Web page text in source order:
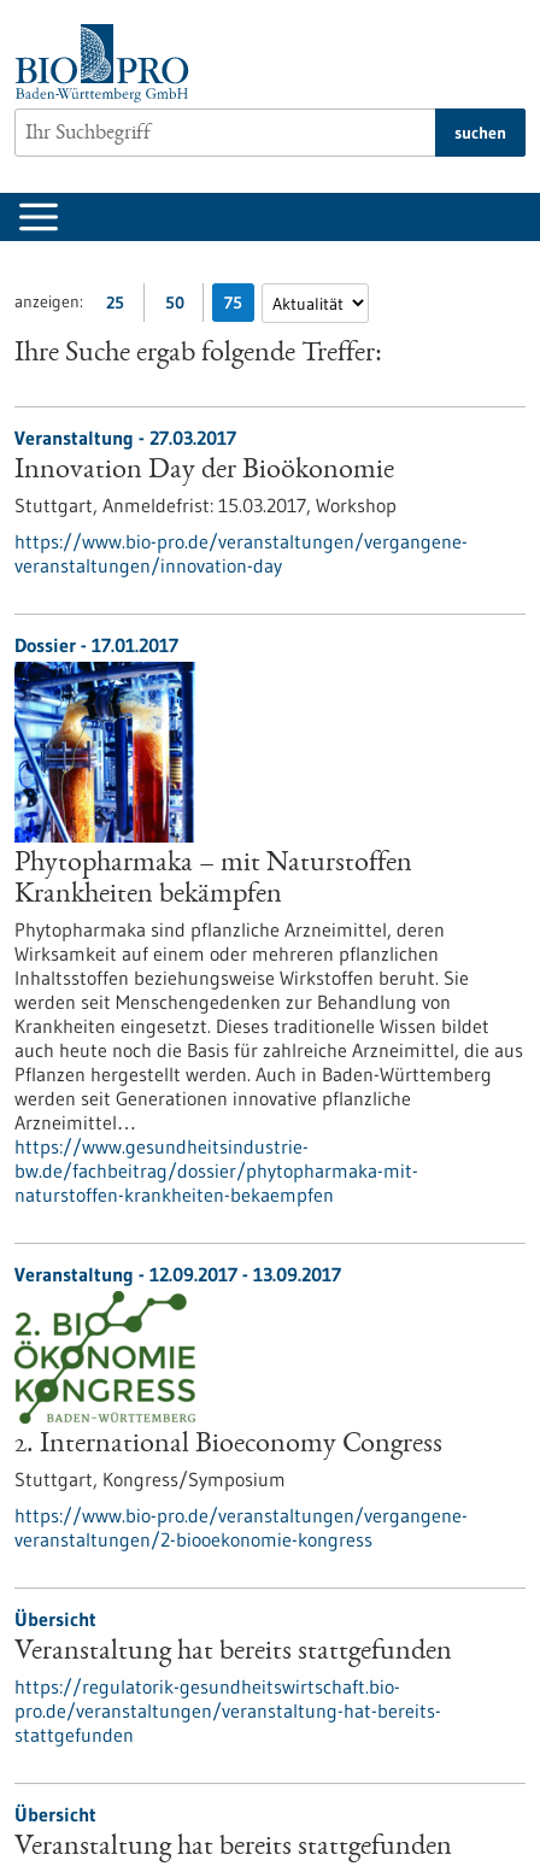
springen
suchen
anzeigen: 25 50 75
Ihre Suche ergab folgende Treffer:
Veranstaltung - 27.03.2017
Innovation Day der Bioökonomie
Stuttgart, Anmeldefrist: 15.03.2017, Workshop
https://www.bio-pro.de/veranstaltungen/vergangene-
veranstaltungen/innovation-day
Dossier - 17.01.2017
Phytopharmaka – mit Naturstoffen
Krankheiten bekämpfen
Phytopharmaka sind pflanzliche Arzneimittel, deren
Wirksamkeit auf einem oder mehreren pflanzlichen
Inhaltsstoffen beziehungsweise Wirkstoffen beruht. Sie
werden seit Menschengedenken zur Behandlung von
Krankheiten eingesetzt. Dieses traditionelle Wissen bildet
auch heute noch die Basis für zahlreiche Arzneimittel, die aus
Pflanzen hergestellt werden. Auch in Baden-Württemberg
werden seit Generationen innovative pflanzliche
Arzneimittel…
https://www.gesundheitsindustrie-
bw.de/fachbeitrag/dossier/phytopharmaka-mit-
naturstoffen-krankheiten-bekaempfen
Veranstaltung - 12.09.2017 - 13.09.2017
2. International Bioeconomy Congress
Stuttgart, Kongress/Symposium
https://www.bio-pro.de/veranstaltungen/vergangene-
veranstaltungen/2-biooekonomie-kongress
Übersicht
Veranstaltung hat bereits stattgefunden
https://regulatorik-gesundheitswirtschaft.bio-
pro.de/veranstaltungen/veranstaltung-hat-bereits-
stattgefunden
Übersicht
Veranstaltung hat bereits stattgefunden